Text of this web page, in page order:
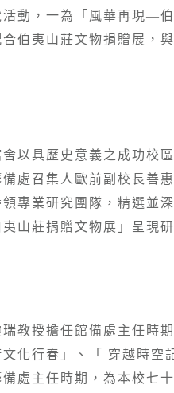
活動，一為「風華再現—
伯夷山莊文物捐贈展，
以具歷史意義之成功校
處召集人歐前副校長善
領專業研究團隊，精選並
山莊捐贈文物展」呈現
瑞教授擔任館備處主任時
文化行春」、「 穿越時空
處主任時期，為本校七